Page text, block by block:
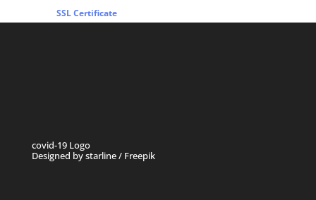
SSL Certificate
covid-19 Logo
Designed by starline / Freepik